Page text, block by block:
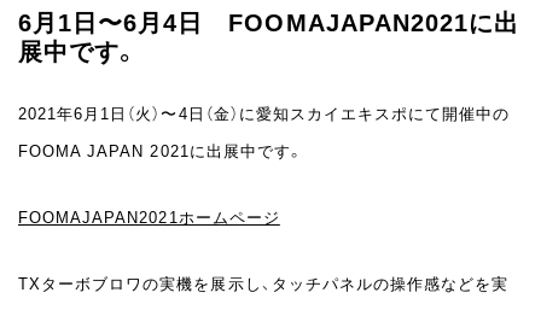
6月1日〜6月4日 FOOMAJAPAN2021に出
展中です。
2021年6月1日（火）〜4日（金）に愛知スカイエキスポにて開催中の
FOOMA JAPAN 2021に出展中です。
FOOMAJAPAN2021ホームページ
TXターボブロワの実機を展示し、タッチパネルの操作感などを実